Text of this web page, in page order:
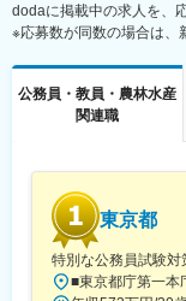
dodaに掲載中の求人を、
※応募数が同数の場合は、
公務員・教員・農林水産
関連職
東京都
特別な公務員試験